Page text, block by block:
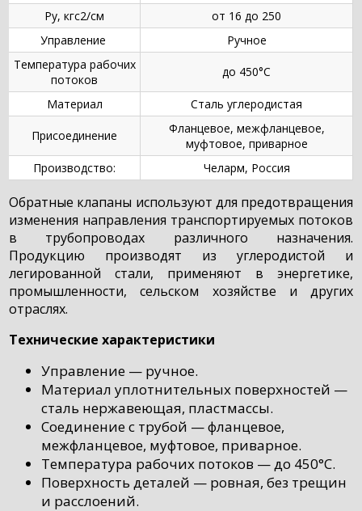
Ру, кгс2/см
от 16 до 250
Управление
Ручное
Температура рабочих
потоков
до 450°С
Материал Сталь углеродистая
Присоединение
Фланцевое, межфланцевое,
муфтовое, приварное
Производство:
Челарм, Россия
Обратные клапаны используют для предотвращения
изменения направления транспортируемых потоков
в трубопроводах различного назначения.
Продукцию производят из углеродистой и
легированной стали, применяют в энергетике,
промышленности, сельском хозяйстве и других
отраслях.
Технические характеристики
Управление — ручное.
Материал уплотнительных поверхностей —
сталь нержавеющая, пластмассы.
Соединение с трубой — фланцевое,
межфланцевое, муфтовое, приварное.
Температура рабочих потоков — до 450°С.
Поверхность деталей — ровная, без трещин
и расслоений.